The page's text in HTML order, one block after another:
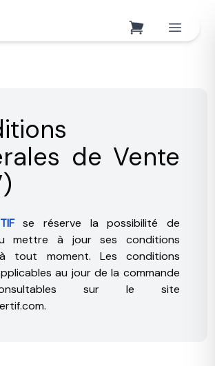
de Vente
se réserve la possibilité de
mettre à jour ses conditions
tout moment. Les conditions
au jour de la commande
sur le site